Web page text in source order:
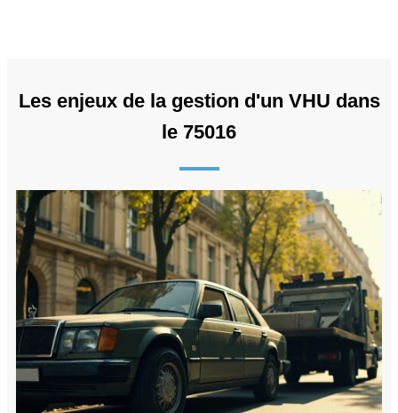
Les enjeux de la gestion d'un VHU dans
le 75016